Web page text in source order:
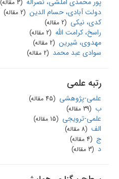
‏ (3 مقاله)
دولت آبادی، حسام الدین ‏ (2 مقاله)
کدی، نیکی ‏ (2 مقاله)
راسخ، کرامت الله ‏ (2 مقاله)
مهدوی، شیرین ‏ (2 مقاله)
سوادی عبد محمد ‏ (2 مقاله)
رتبه علمی
علمی-پژوهشی ‏ (45 مقاله)
ب ‏ (39 مقاله)
علمی-ترویجی ‏ (15 مقاله)
الف ‏ (8 مقاله)
ج ‏ (4 مقاله)
د ‏ (3 مقاله)